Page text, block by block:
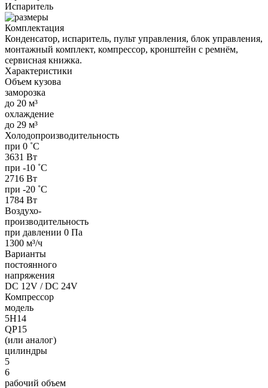
Испаритель
Комплектация
Конденсатор, испаритель, пульт управления, блок управления,
монтажный комплект, компрессор, кронштейн с ремнём,
сервисная книжка.
Характеристики
Объем кузова
заморозка
до 20 м³
охлаждение
до 29 м³
Холодопроизводительность
при 0 ˚С
3631 Вт
при -10 ˚С
2716 Вт
при -20 ˚С
1784 Вт
Воздухо-
производительность
при давлении 0 Па
1300 м³/ч
Варианты
постоянного
напряжения
DC 12V / DC 24V
Компрессор
модель
5H14
QP15
(или аналог)
цилиндры
5
6
рабочий объем